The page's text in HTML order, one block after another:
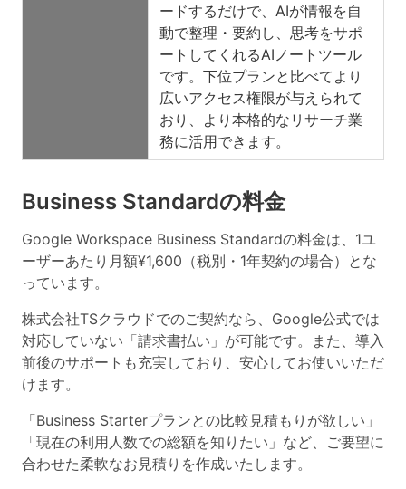
ードするだけで、AIが情報を自
動で整理・要約し、思考をサポ
ートしてくれるAIノートツール
です。下位プランと比べてより
広いアクセス権限が与えられて
おり、より本格的なリサーチ業
務に活用できます。
Business Standardの料金
Google Workspace Business Standardの料金は、 1ユ
ーザーあたり月額¥1,600（税別・1年契約の場合） とな
っています。
株式会社TSクラウドでのご契約なら、Google公式では
対応していない「請求書払い」が可能です。また、導入
前後のサポートも充実しており、安心してお使いいただ
けます。
「Business Starterプランとの比較見積もりが欲しい」
「現在の利用人数での総額を知りたい」など、ご要望に
合わせた柔軟なお見積りを作成いたします。